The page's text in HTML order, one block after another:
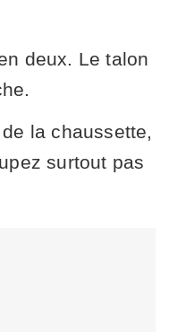
deux. Le talon
la chaussette,
surtout pas